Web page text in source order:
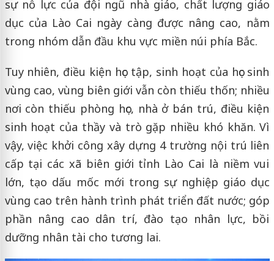
sự nỗ lực của đội ngũ nhà giáo, chất lượng giáo
dục của Lào Cai ngày càng được nâng cao, nằm
trong nhóm dẫn đầu khu vực miền núi phía Bắc.
Tuy nhiên, điều kiện học tập, sinh hoạt của học sinh
vùng cao, vùng biên giới vẫn còn thiếu thốn; nhiều
nơi còn thiếu phòng học, nhà ở bán trú, điều kiện
sinh hoạt của thầy và trò gặp nhiều khó khăn. Vì
vậy, việc khởi công xây dựng 4 trường nội trú liên
cấp tại các xã biên giới tỉnh Lào Cai là niềm vui
lớn, tạo dấu mốc mới trong sự nghiệp giáo dục
vùng cao trên hành trình phát triển đất nước; góp
phần nâng cao dân trí, đào tạo nhân lực, bồi
dưỡng nhân tài cho tương lai.